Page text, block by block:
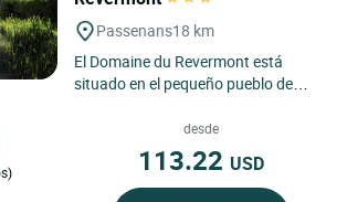
Passenans18 km
El Domaine du Revermont está
situado en el pequeño pueblo de
Esta casa de ensueño,...
desde
113.22 USD